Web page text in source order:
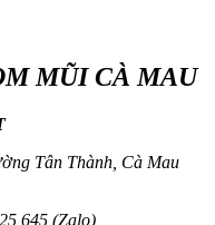
MŨI CÀ MAU
Tân Thành, Cà Mau
645 (Zalo)